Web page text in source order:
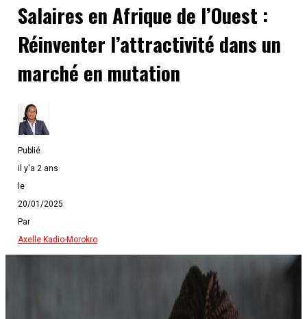
Salaires en Afrique de l’Ouest :
Réinventer l’attractivité dans un
marché en mutation
Publié
il y'a 2 ans
le
20/01/2025
Par
Axelle Kadio-Morokro